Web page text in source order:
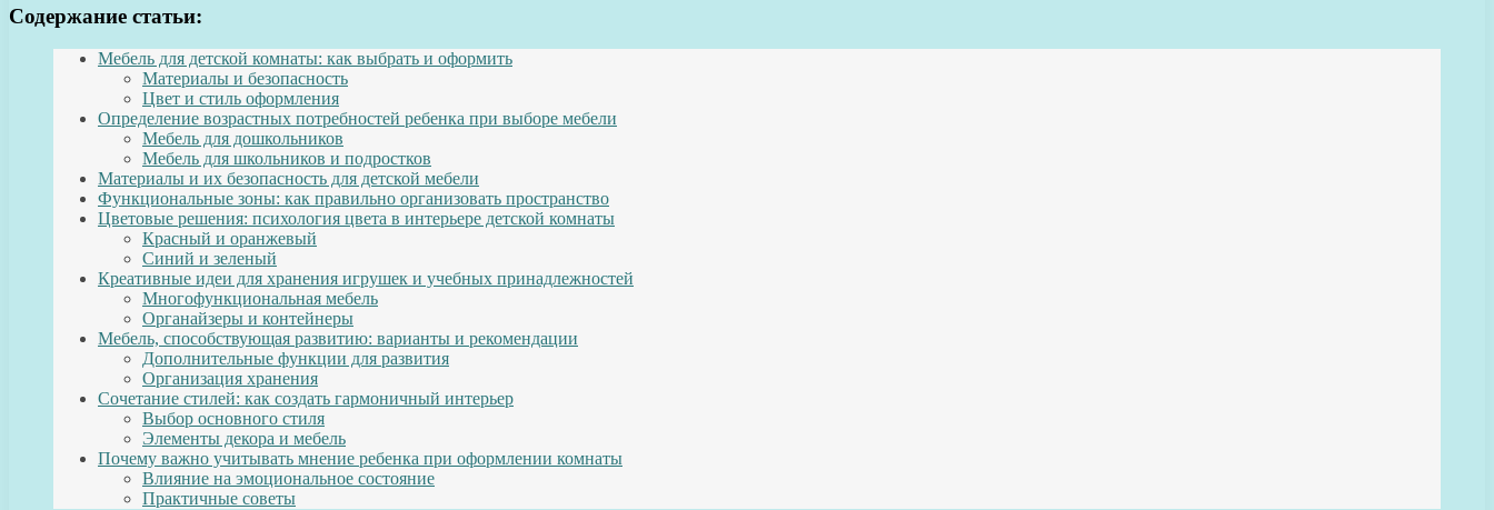
Содержание статьи:
Мебель для детской комнаты: как выбрать и оформить
Материалы и безопасность
Цвет и стиль оформления
Определение возрастных потребностей ребенка при выборе мебели
Мебель для дошкольников
Мебель для школьников и подростков
Материалы и их безопасность для детской мебели
Функциональные зоны: как правильно организовать пространство
Цветовые решения: психология цвета в интерьере детской комнаты
Красный и оранжевый
Синий и зеленый
Креативные идеи для хранения игрушек и учебных принадлежностей
Многофункциональная мебель
Органайзеры и контейнеры
Мебель, способствующая развитию: варианты и рекомендации
Дополнительные функции для развития
Организация хранения
Сочетание стилей: как создать гармоничный интерьер
Выбор основного стиля
Элементы декора и мебель
Почему важно учитывать мнение ребенка при оформлении комнаты
Влияние на эмоциональное состояние
Практичные советы